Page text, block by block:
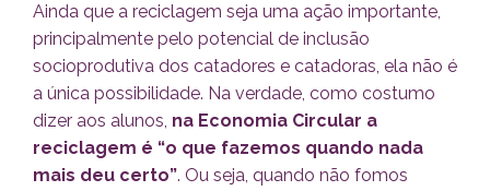
Ainda que a reciclagem seja uma ação importante,
principalmente pelo potencial de inclusão
socioprodutiva dos catadores e catadoras, ela não é
a única possibilidade. Na verdade, como costumo
dizer aos alunos, na Economia Circular a
reciclagem é “o que fazemos quando nada
mais deu certo”. Ou seja, quando não fomos